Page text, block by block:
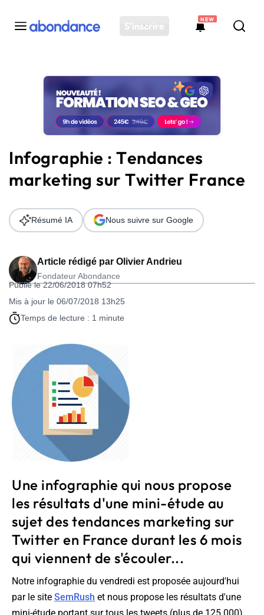
S'inscrire
NEW
Toutes les actus
Actus SEO
Plateforme
Solutions
Ressources
Audit SEO
Infographie : Tendances
marketing sur Twitter France
Article rédigé par Olivier Andrieu
Fondateur Abondance
Publié le 22/06/2018 07h52
Mis à jour le 06/07/2018 13h25
Temps de lecture : 1 minute
Résumé IA Nous suivre sur Google
Une infographie qui nous propose
les résultats d'une mini-étude au
sujet des tendances marketing sur
Twitter en France durant les 6 mois
qui viennent de s'écouler...
Notre infographie du vendredi est proposée aujourd'hui
par le site SemRush et nous propose les résultats d'une